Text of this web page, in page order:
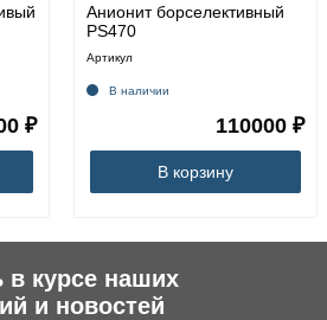
₽
Анионит борселективный
PS470
Артикул
В наличии
110000 ₽
В корзину
в курсе наших
и новостей